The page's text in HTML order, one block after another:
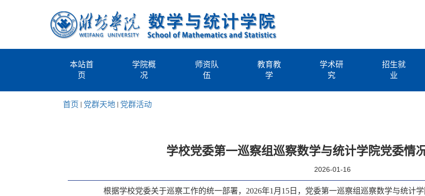
本站首
页
学院概
况
师资队
伍
教育教
学
学术研
究
招生就
业
首页 党群天地 党群活动
学校党委第一巡察组巡察数学与统计学院党委情
2026-01-16
根据学校党委关于巡察工作的统一部署，2026年1月15日，党委第一巡察组巡察数学与统计